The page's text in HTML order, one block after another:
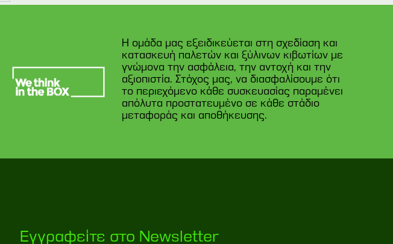
Η ομάδα μας εξειδικεύεται στη σχεδίαση και
κατασκευή παλετών και ξύλινων κιβωτίων με
γνώμονα την ασφάλεια, την αντοχή και την
αξιοπιστία. Στόχος μας, να διασφαλίσουμε ότι
το περιεχόμενο κάθε συσκευασίας παραμένει
απόλυτα προστατευμένο σε κάθε στάδιο
μεταφοράς και αποθήκευσης.
Eγγραφείτε στο Newsletter